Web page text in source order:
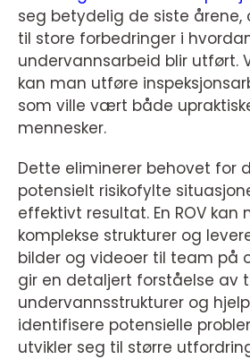
seg betydelig de siste
til store forbedringer i
undervannsarbeid blir utført.
kan man utføre
som ville vært både
mennesker.
Dette eliminerer behovet for
potensielt risikofylte
effektivt resultat. En ROV kan
komplekse strukturer og
bilder og videoer til team på
gir en detaljert forståelse av
undervannsstrukturer og
identifisere potensielle
utvikler seg til større